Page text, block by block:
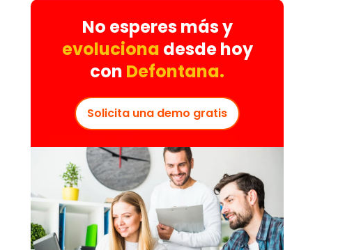
No esperes más y
evoluciona desde hoy
con Defontana.
Solicita una demo gratis